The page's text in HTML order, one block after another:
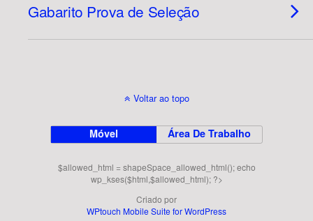
Gabarito Prova de Seleção
Voltar ao topo
Móvel Área De Trabalho
$allowed_html = shapeSpace_allowed_html(); echo
wp_kses($html,$allowed_html); ?>
Criado por
WPtouch Mobile Suite for WordPress